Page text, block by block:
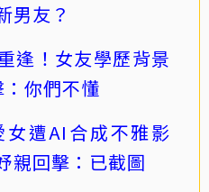
男友？
逢！女友學歷背景
你們不懂
遭AI合成不雅影
回擊：已截圖